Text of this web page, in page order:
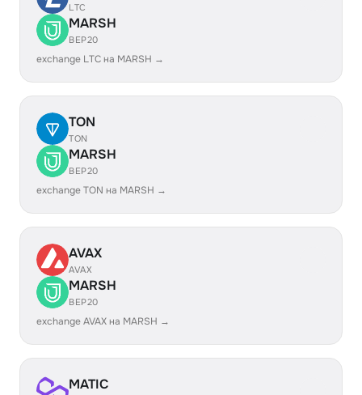
LTC
MARSH
BEP20
exchange LTC на MARSH →
TON
TON
MARSH
BEP20
exchange TON на MARSH →
AVAX
AVAX
MARSH
BEP20
exchange AVAX на MARSH →
MATIC